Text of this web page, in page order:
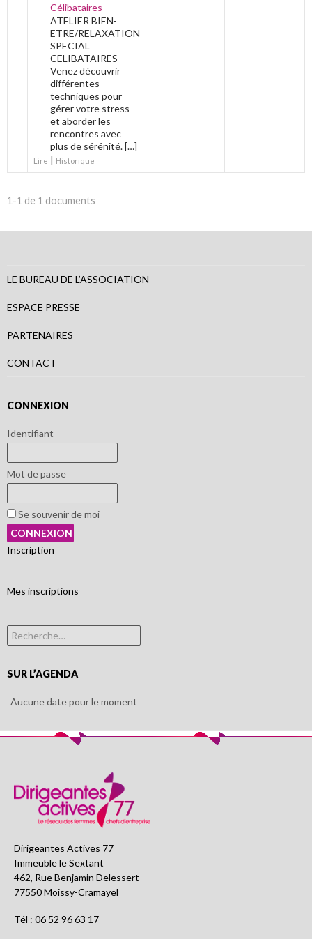
Célibataires
ATELIER BIEN-
ETRE/RELAXATION
SPECIAL
CELIBATAIRES
Venez découvrir
différentes
techniques pour
gérer votre stress
et aborder les
rencontres avec
plus de sérénité. […]
Lire | Historique
1-1 de 1 documents
LE BUREAU DE L’ASSOCIATION
ESPACE PRESSE
PARTENAIRES
CONTACT
CONNEXION
Identifiant
Mot de passe
Se souvenir de moi
Inscription
Mes inscriptions
Rechercher :
SUR L’AGENDA
Aucune date pour le moment
Dirigeantes Actives 77
Immeuble le Sextant
462, Rue Benjamin Delessert
77550 Moissy-Cramayel
Tél : 06 52 96 63 17